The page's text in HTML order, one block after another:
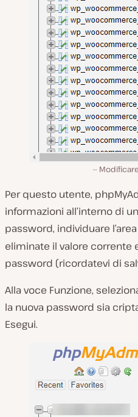
Per questo utente,
informazioni all’interno di
password, individuare
eliminate il valore corrente
password (ricordatevi di
Alla voce Funzione,
la nuova password sia
Esegui.